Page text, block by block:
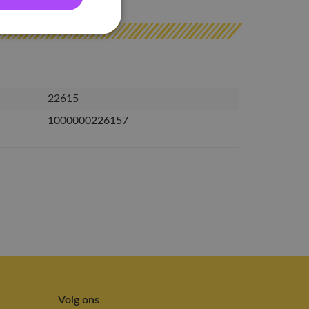
22615
1000000226157
Volg ons